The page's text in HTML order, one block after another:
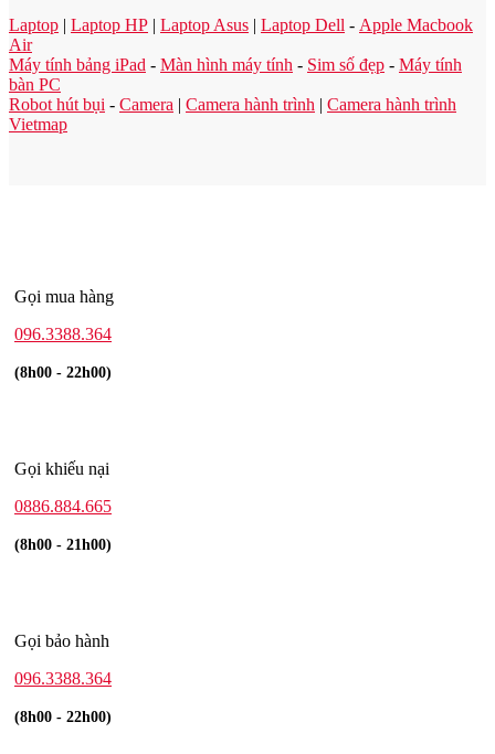
Laptop | Laptop HP | Laptop Asus | Laptop Dell - Apple Macbook
Air
Máy tính bảng iPad - Màn hình máy tính - Sim số đẹp - Máy tính
bàn PC
Robot hút bụi - Camera | Camera hành trình | Camera hành trình
Vietmap
Gọi mua hàng
096.3388.364
(8h00 - 22h00)
Gọi khiếu nại
0886.884.665
(8h00 - 21h00)
Gọi bảo hành
096.3388.364
(8h00 - 22h00)